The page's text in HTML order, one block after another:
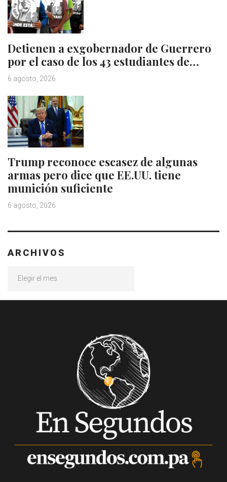
Detienen a exgobernador de Guerrero
por el caso de los 43 estudiantes de…
6 agosto, 2026
Trump reconoce escasez de algunas
armas pero dice que EE.UU. tiene
munición suficiente
6 agosto, 2026
ARCHIVOS